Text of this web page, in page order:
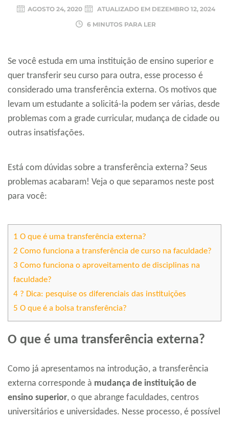
AGOSTO 24, 2020 ATUALIZADO EM DEZEMBRO 12, 2024
6 MINUTOS PARA LER
Se você estuda em uma instituição de ensino superior e
quer transferir seu curso para outra, esse processo é
considerado uma transferência externa. Os motivos que
levam um estudante a solicitá-la podem ser várias, desde
problemas com a grade curricular, mudança de cidade ou
outras insatisfações.
Está com dúvidas sobre a transferência externa? Seus
problemas acabaram! Veja o que separamos neste post
para você:
1 O que é uma transferência externa?
2 Como funciona a transferência de curso na faculdade?
3 Como funciona o aproveitamento de disciplinas na
faculdade?
4 ? Dica: pesquise os diferenciais das instituições
5 O que é a bolsa transferência?
O que é uma transferência externa?
Como já apresentamos na introdução, a transferência
externa corresponde à mudança de instituição de
ensino superior, o que abrange faculdades, centros
universitários e universidades. Nesse processo, é possível